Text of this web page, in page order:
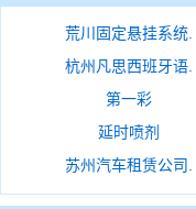
荒川固定悬挂系统.
杭州凡思西班牙语.
第一彩
延时喷剂
苏州汽车租赁公司.